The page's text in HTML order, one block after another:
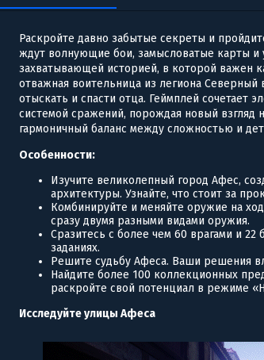
Раскройте давно забытые секреты и
ждут волнующие бои, замысловатые карты и
захватывающей историей, в которой важен
отважная воительница из легиона
отыскать и спасти отца. Геймплей сочетает
системой сражений, порождая новый
гармоничный баланс между сложностью и
Особенности:
Изучите великолепный город Афес,
архитектуры. Узнайте, что стоит за
Комбинируйте и меняйте оружие на
сразу двумя разными видами оружия.
Сразитесь с более чем 60 врагами и
заданиях.
Решите судьбу Афеса. Ваши решения
Найдите более 100 коллекционных
раскройте свой потенциал в режиме
Исследуйте улицы Афеса